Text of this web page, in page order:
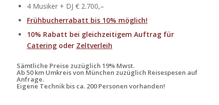
4 Musiker + DJ € 2.700,–
Frühbucherrabatt bis 10% möglich!
10% Rabatt bei gleichzeitigem Auftrag für
Cateringoder Zeltverleih
Sämtliche Preise zuzüglich 19% Mwst.
Ab 50 km Umkreis von München zuzüglich Reisespesen auf
Anfrage.
Eigene Technik bis ca. 200 Personen vorhanden!